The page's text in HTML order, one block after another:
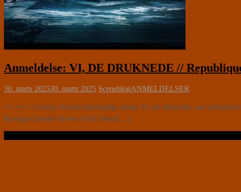
Anmeldelse: VI, DE DRUKNEDE //
30. marts 202530. marts 2025 SceneblogANMELDELSER
⭐⭐⭐⭐⭐ Carsten Jensens fabelagtige roman Vi, de druknede, om
Rostrups hænder blevet et fint slebet[…]